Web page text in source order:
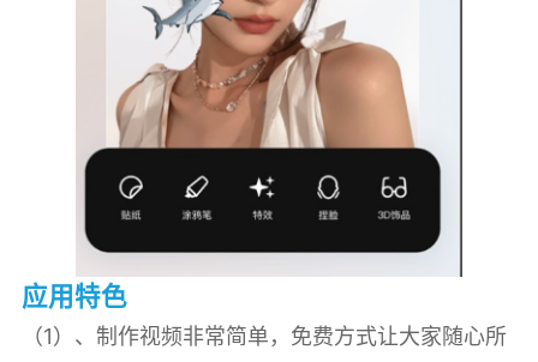
应用特色
（1）、制作视频非常简单，免费方式让大家随心所